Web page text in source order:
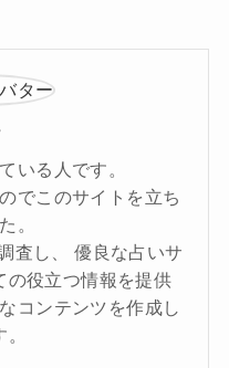
いる人です。
でこのサイトを立ち
。
査し、 優良な占いサ
の役立つ情報を提供
コンテンツを作成し